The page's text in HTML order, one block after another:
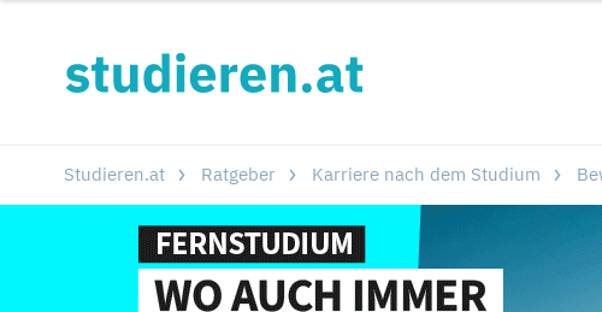
Studieren.at Ratgeber Karriere nach dem Studium